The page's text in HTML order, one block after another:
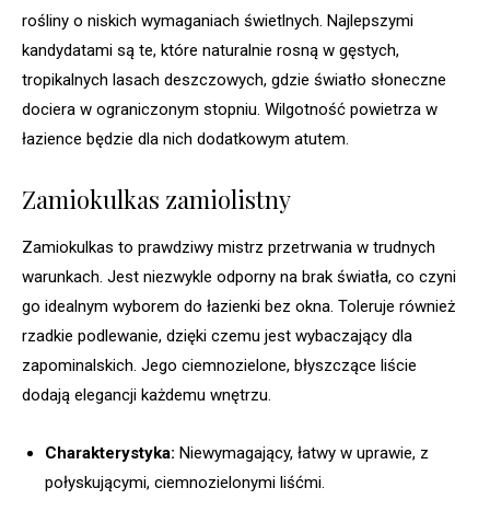
rośliny o niskich wymaganiach świetlnych. Najlepszymi
kandydatami są te, które naturalnie rosną w gęstych,
tropikalnych lasach deszczowych, gdzie światło słoneczne
dociera w ograniczonym stopniu. Wilgotność powietrza w
łazience będzie dla nich dodatkowym atutem.
Zamiokulkas zamiolistny
Zamiokulkas to prawdziwy mistrz przetrwania w trudnych
warunkach. Jest niezwykle odporny na brak światła, co czyni
go idealnym wyborem do łazienki bez okna. Toleruje również
rzadkie podlewanie, dzięki czemu jest wybaczający dla
zapominalskich. Jego ciemnozielone, błyszczące liście
dodają elegancji każdemu wnętrzu.
Charakterystyka: Niewymagający, łatwy w uprawie, z
połyskującymi, ciemnozielonymi liśćmi.